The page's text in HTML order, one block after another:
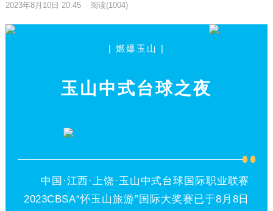
2023年8月10日 20:45 阅读(1004)
| 燃爆玉山 |
玉山中式台球之夜
中国·江西·上饶·玉山中式台球国际职业联赛
2023CBSA“怀玉山旅游”国际大奖赛已于8月8日